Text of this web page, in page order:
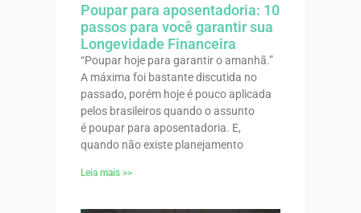
Poupar para aposentadoria: 10
passos para você garantir sua
Longevidade Financeira
“Poupar hoje para garantir o amanhã.”
A máxima foi bastante discutida no
passado, porém hoje é pouco aplicada
pelos brasileiros quando o assunto
é poupar para aposentadoria. E,
quando não existe planejamento
Leia mais >>